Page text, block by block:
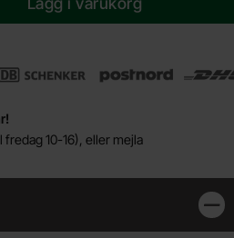
fredag 10-16), eller mejla